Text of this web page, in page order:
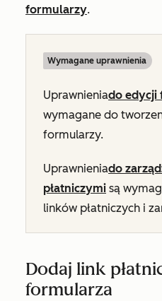
formularzy.
Wymagane uprawnienia
Uprawnieniado edycji
wymagane do
formularzy.
Uprawnieniado
płatniczymi są
linków płatniczych i
Dodaj link
formularza